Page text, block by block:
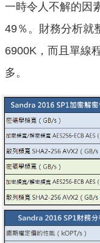
一時令人不解的因
49％。財務分析就
6900K，而且單線
多。